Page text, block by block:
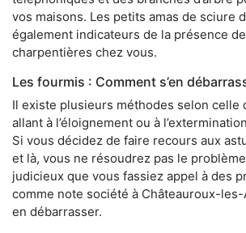
vos maisons. Les petits amas de sciure
également indicateurs de la présence
charpentières chez vous.
Les fourmis : Comment s’en
Il existe plusieurs méthodes selon celle
allant à l’éloignement ou à
Si vous décidez de faire recours aux
et là, vous ne résoudrez pas le
judicieux que vous fassiez appel à des
comme note société à Châteauroux-
en débarrasser.